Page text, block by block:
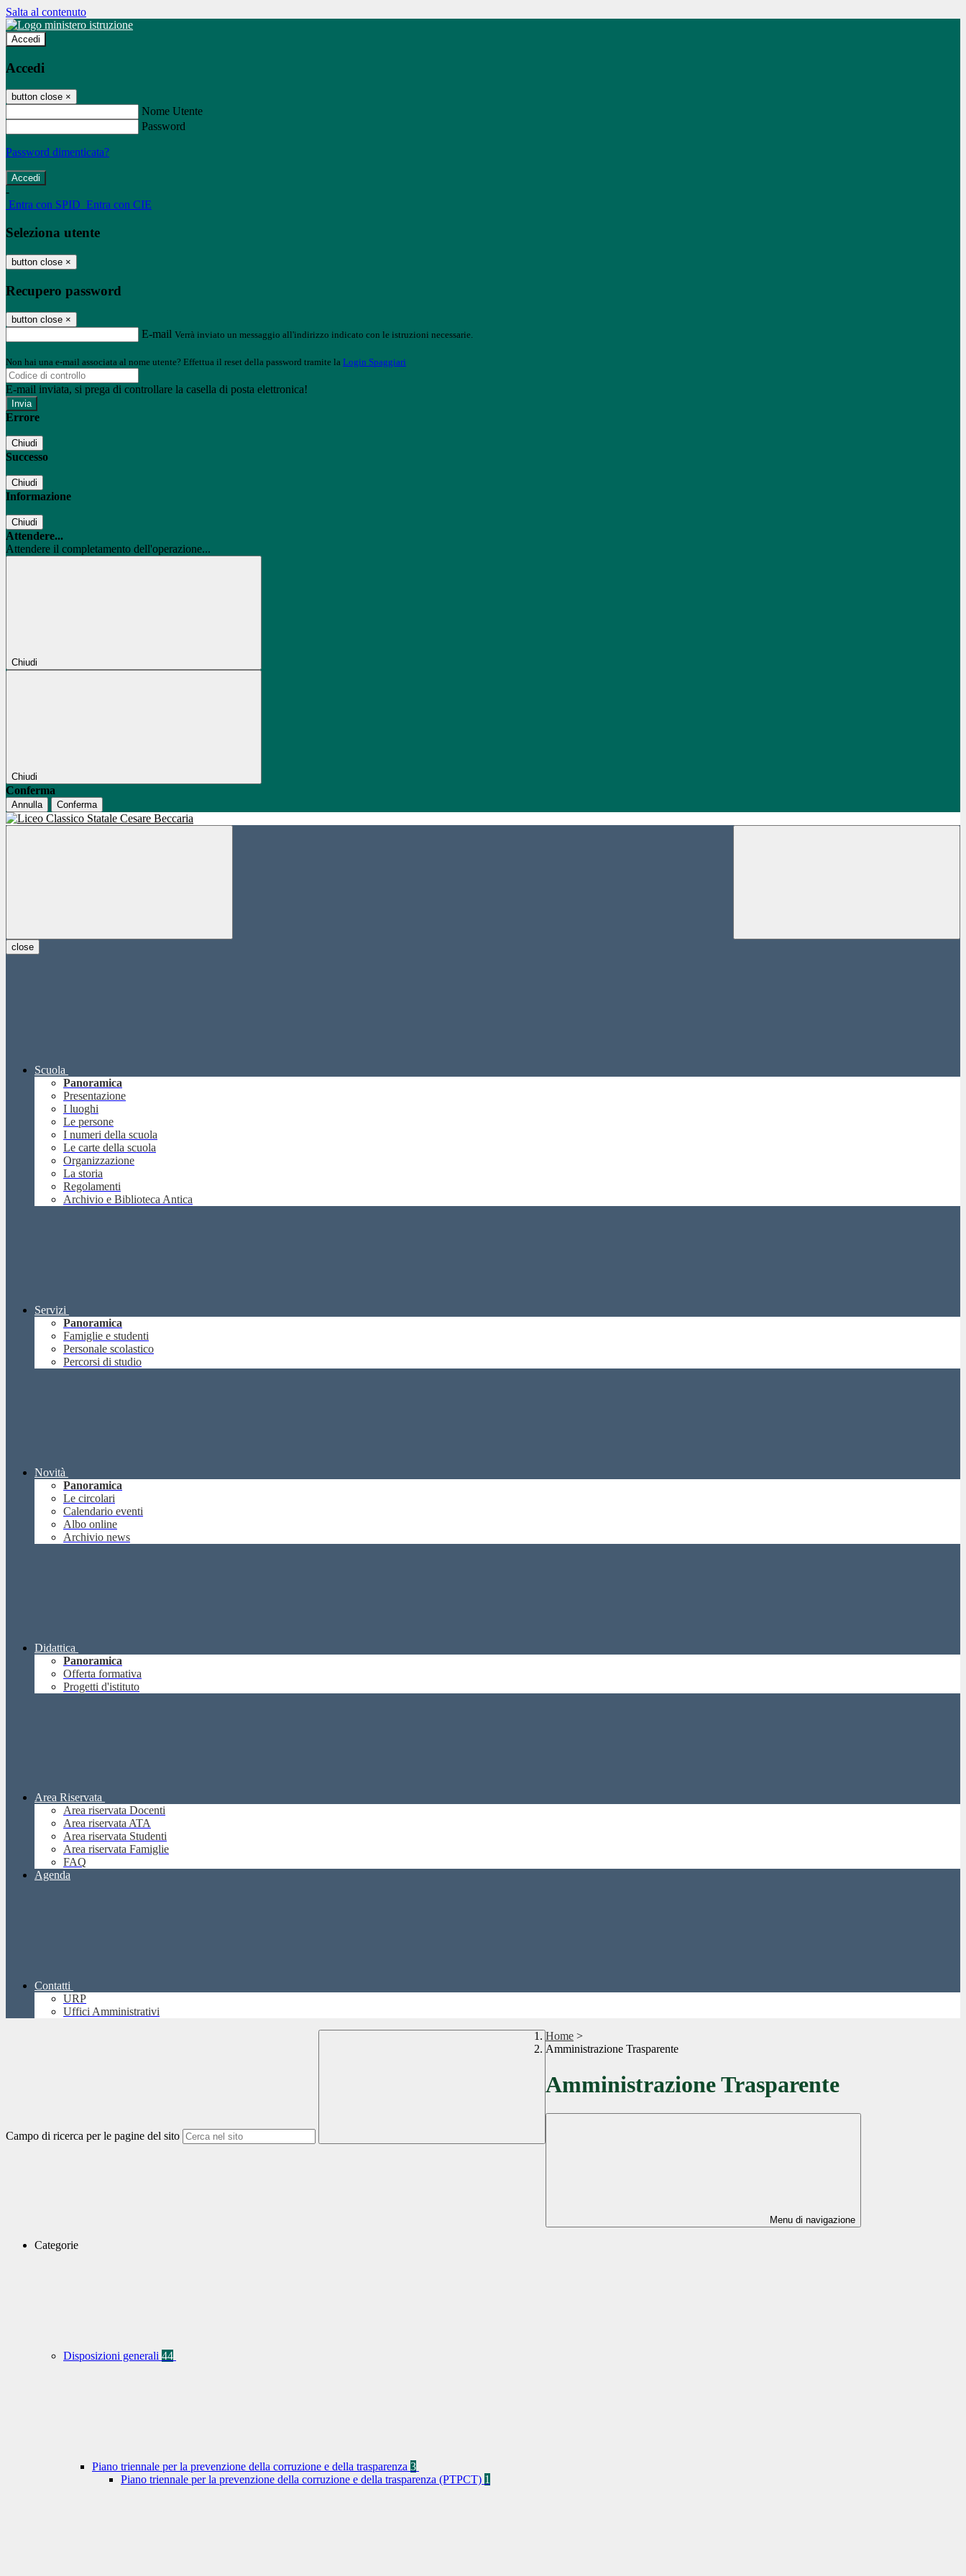
Salta al contenuto
Accedi
Accedi
button close ×
Nome Utente
Password
Password dimenticata?
-
Entra con SPID Entra con CIE
Seleziona utente
button close ×
Recupero password
button close ×
E-mail Verrà inviato un messaggio all'indirizzo indicato con le istruzioni necessarie.
Non hai una e-mail associata al nome utente? Effettua il reset della password tramite la Login Spaggiari
E-mail inviata, si prega di controllare la casella di posta elettronica!
Errore
Chiudi
Successo
Chiudi
Informazione
Chiudi
Attendere...
Attendere il completamento dell'operazione...
Chiudi
Chiudi
Conferma
Annulla Conferma
close
Scuola
Panoramica
Presentazione
I luoghi
Le persone
I numeri della scuola
Le carte della scuola
Organizzazione
La storia
Regolamenti
Archivio e Biblioteca Antica
Servizi
Panoramica
Famiglie e studenti
Personale scolastico
Percorsi di studio
Novità
Panoramica
Le circolari
Calendario eventi
Albo online
Archivio news
Didattica
Panoramica
Offerta formativa
Progetti d'istituto
Area Riservata
Area riservata Docenti
Area riservata ATA
Area riservata Studenti
Area riservata Famiglie
FAQ
Agenda
Contatti
URP
Uffici Amministrativi
Campo di ricerca per le pagine del sito
Home >
Amministrazione Trasparente
Amministrazione Trasparente
Menu di navigazione
Categorie
Disposizioni generali 44
Piano triennale per la prevenzione della corruzione e della trasparenza 3
Piano triennale per la prevenzione della corruzione e della trasparenza (PTPCT) 1